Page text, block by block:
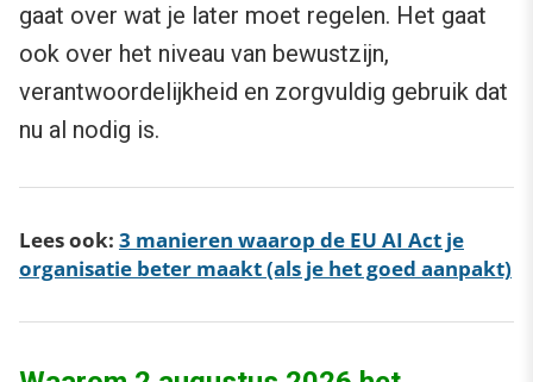
gaat over wat je later moet regelen. Het gaat
ook over het niveau van bewustzijn,
verantwoordelijkheid en zorgvuldig gebruik dat
nu al nodig is.
Lees ook: 3 manieren waarop de EU AI Act je
organisatie beter maakt (als je het goed aanpakt)